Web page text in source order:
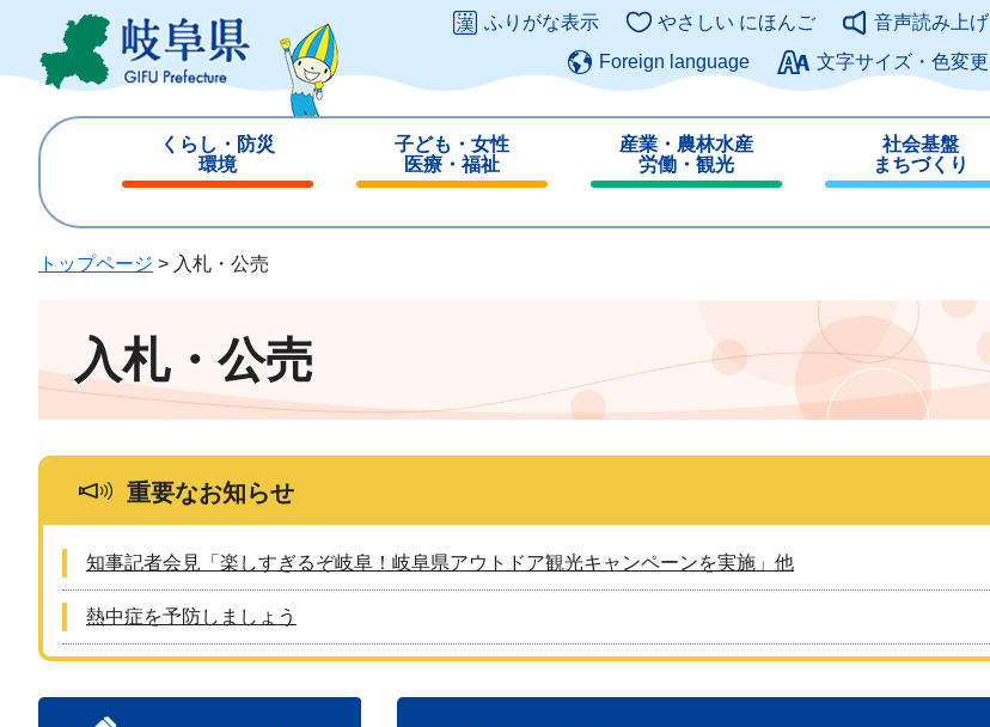
ジ
ュ
このページの本文へ
ふりがな表示 やさしい にほんご
音声読み上げ
Foreign language
文字サイズ・色変更
くらし・防災
環境
じ
子ども・女性
医療・福祉
じ
産業・農林水産
労働・観光
じ
社会基盤
まちづくり
じ
トップページ > 入札・公売
入札・公売
重要なお知らせ
知事記者会見「楽しすぎるぞ岐阜！岐阜県アウトドア観光キャンペーンを実施」他
熱中症を予防しましょう